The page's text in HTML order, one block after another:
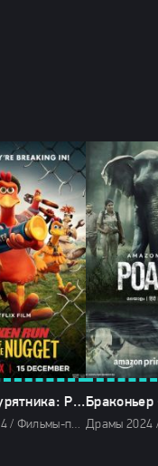
Побег из курятника: Рассвет наггетсов (2024)
Комедии 2024 / Фильмы-приключения 2024 / Зарубежные фильмы 2024 / Мультфильмы 2024 / Новинки кино 2024 / Последние фильмы 2024 / Фильмы весны 2024 / Фильмы 4K / Фильмы 2024 / Смотреть фильмы онлайн
Браконьер